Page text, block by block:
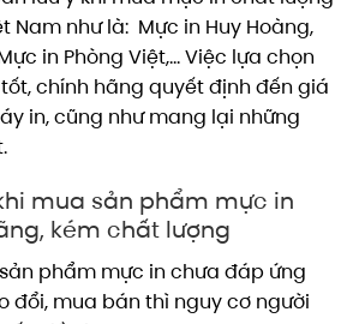
Nam như là: Mực in Huy Hoàng,
in Phòng Việt,… Việc lựa chọn
chính hãng quyết định đến giá
in, cũng như mang lại những
mua sản phẩm mực in
kém chất lượng
phẩm mực in chưa đáp ứng
đổi, mua bán thì nguy cơ người